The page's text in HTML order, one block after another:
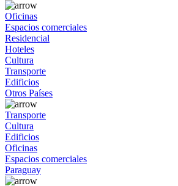
Oficinas
Espacios comerciales
Residencial
Hoteles
Cultura
Transporte
Edificios
Otros Países
Transporte
Cultura
Edificios
Oficinas
Espacios comerciales
Paraguay